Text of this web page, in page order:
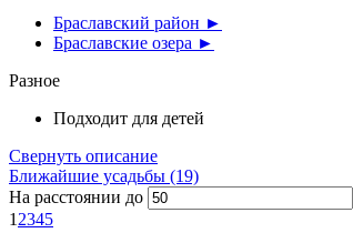
Браславский район ►
Браславские озера ►
Разное
Подходит для детей
Свернуть описание
Ближайшие усадьбы (19)
На расстоянии до
1 2345